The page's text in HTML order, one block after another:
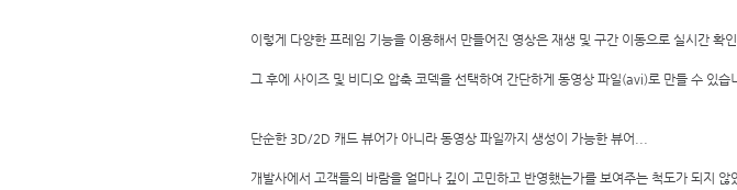
이렇게 다양한 프레임 기능을 이용해서 만들어진 영상은 재생 및 구간 이동으로 실시간 확
그 후에 사이즈 및 비디오 압축 코덱을 선택하여 간단하게 동영상 파일(avi)로 만들 수 있습
단순한 3D/2D 캐드 뷰어가 아니라 동영상 파일까지 생성이 가능한 뷰어...
개발사에서 고객들의 바람을 얼마나 깊이 고민하고 반영했는가를 보여주는 척도가 되지 않